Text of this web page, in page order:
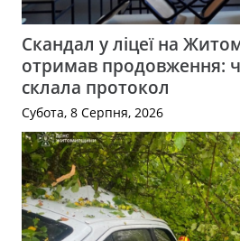
Скандал у ліцеї на
отримав продовження:
склала протокол
Субота, 8 Серпня, 2026